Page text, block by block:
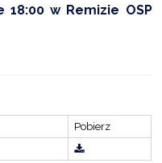
Wyszukiwarka ALT +
CZYSTE
w Remizie OSP
Pobierz